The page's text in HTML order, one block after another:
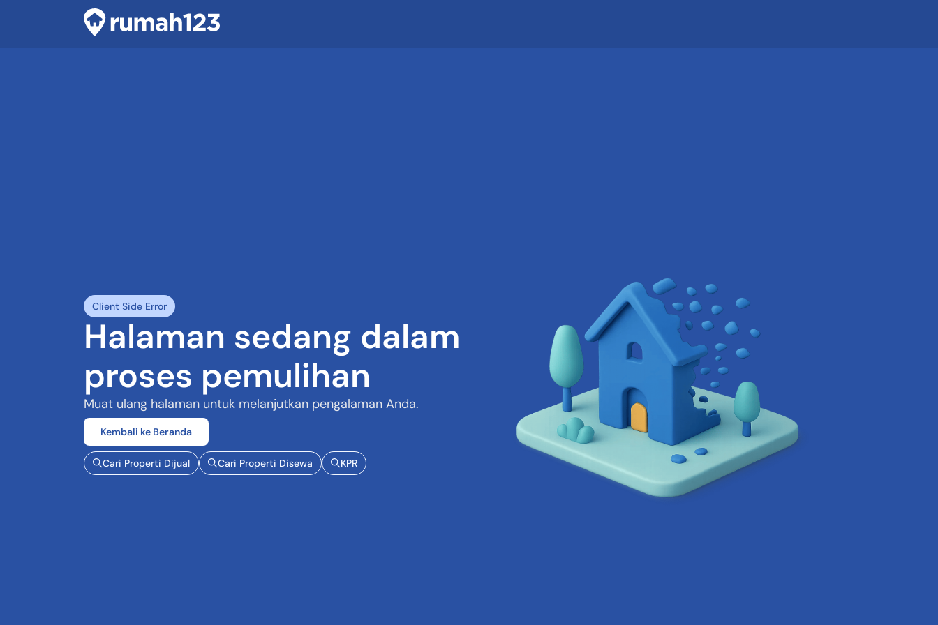
Client Side Error
Halaman sedang dalam
proses pemulihan
Muat ulang halaman untuk melanjutkan pengalaman Anda.
Kembali ke Beranda
Cari Properti Dijual Cari Properti Disewa KPR